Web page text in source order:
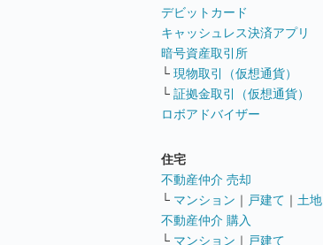
デビットカード
キャッシュレス決済アプリ
暗号資産取引所
└ 現物取引（仮想通貨）
└ 証拠金取引（仮想通貨）
ロボアドバイザー
住宅
不動産仲介 売却
└ マンション ｜ 戸建て ｜ 土地
不動産仲介 購入
└ マンション ｜ 戸建て